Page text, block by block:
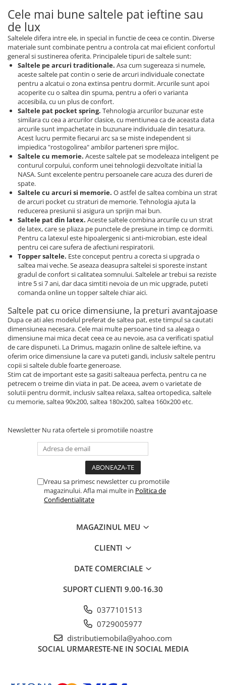
Cele mai bune saltele pat ieftine sau
de lux
Saltelele difera intre ele, in special in functie de ceea ce contin. Diverse
materiale sunt combinate pentru a controla cat mai eficient confortul
general si sustinerea oferita. Principalele tipuri de saltele sunt:
Saltele pe arcuri traditionale. Asa cum sugereaza si numele,
aceste saltele pat contin o serie de arcuri individuale conectate
pentru a alcatui o zona extinsa pentru dormit. Arcurile sunt apoi
acoperite cu o saltea din spuma, pentru a oferi o varianta
accesibila, cu un plus de confort.
Saltele pat pocket spring. Tehnologia arcurilor buzunar este
similara cu cea a arcurilor clasice, cu mentiunea ca de aceasta data
arcurile sunt impachetate in buzunare individuale din tesatura.
Acest lucru permite fiecarui arc sa se miste independent si
impiedica "rostogolirea" ambilor parteneri spre mijloc.
Saltele cu memorie. Aceste saltele pat se modeleaza inteligent pe
conturul corpului, conform unei tehnologii dezvoltate initial la
NASA. Sunt excelente pentru persoanele care acuza des dureri de
spate.
Saltele cu arcuri si memorie. O astfel de saltea combina un strat
de arcuri pocket cu straturi de memorie. Tehnologia ajuta la
reducerea presiunii si asigura un sprijin mai bun.
Saltele pat din latex. Aceste saltele combina arcurile cu un strat
de latex, care se pliaza pe punctele de presiune in timp ce dormiti.
Pentru ca latexul este hipoalergenic si anti-microbian, este ideal
pentru cei care sufera de afectiuni respiratorii.
Topper saltele. Este conceput pentru a corecta si upgrada o
saltea mai veche. Se aseaza deasupra saltelei si sporeste instant
gradul de confort si calitatea somnului. Saltelele ar trebui sa reziste
intre 5 si 7 ani, dar daca simtiti nevoia de un mic upgrade, puteti
comanda online un topper saltele chiar aici.
Saltele pat cu orice dimensiune, la preturi avantajoase
Dupa ce ati ales modelul preferat de saltea pat, este timpul sa cautati
dimensiunea necesara. Cele mai multe persoane tind sa aleaga o
dimensiune mai mica decat ceea ce au nevoie, asa ca verificati spatiul
de care dispuneti. La Drimus, magazin online de saltele ieftine, va
oferim orice dimensiune la care va puteti gandi, inclusiv saltele pentru
copii si saltele duble foarte generoase.
Stim cat de important este sa gasiti salteaua perfecta, pentru ca ne
petrecem o treime din viata in pat. De aceea, avem o varietate de
solutii pentru dormit, inclusiv saltea relaxa, saltea ortopedica, saltele
cu memorie, saltea 90x200, saltea 180x200, saltea 160x200 etc.
Newsletter Nu rata ofertele si promotiile noastre
Vreau sa primesc newsletter cu promotiile
magazinului. Afla mai multe in Politica de
Confidentialitate
MAGAZINUL MEU
CLIENTI
DATE COMERCIALE
SUPORT CLIENTI 9.00-16.30
0377101513
0729005977
distributiemobila@yahoo.com
SOCIAL URMARESTE-NE IN SOCIAL MEDIA